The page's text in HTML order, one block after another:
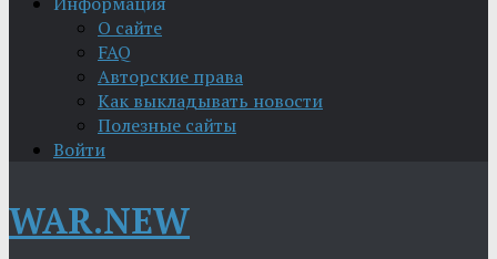
О сайте
FAQ
Авторские права
Как выкладывать новости
Полезные сайты
Войти
WAR.NEW